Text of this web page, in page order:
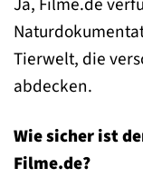
Tierwelt, die
abdecken.
Wie sicher ist
Filme.de?